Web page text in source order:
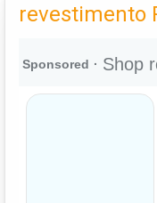
revestimento